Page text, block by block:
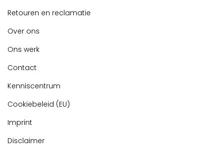
Retouren en reclamatie
Over ons
Ons werk
Contact
Kenniscentrum
Cookiebeleid (EU)
Imprint
Disclaimer